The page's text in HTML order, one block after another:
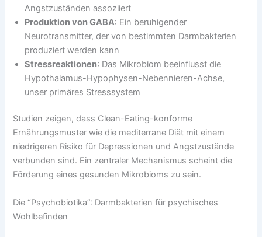
Angstzuständen assoziiert
Produktion von GABA: Ein beruhigender
Neurotransmitter, der von bestimmten Darmbakterien
produziert werden kann
Stressreaktionen: Das Mikrobiom beeinflusst die
Hypothalamus-Hypophysen-Nebennieren-Achse,
unser primäres Stresssystem
Studien zeigen, dass Clean-Eating-konforme
Ernährungsmuster wie die mediterrane Diät mit einem
niedrigeren Risiko für Depressionen und Angstzustände
verbunden sind. Ein zentraler Mechanismus scheint die
Förderung eines gesunden Mikrobioms zu sein.
Die “Psychobiotika”: Darmbakterien für psychisches
Wohlbefinden